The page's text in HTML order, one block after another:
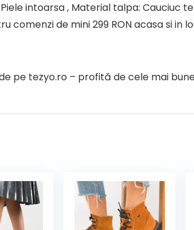
intoarsa , Material talpa: Cauciuc
de mini 299 RON acasa si in
de pe tezyo.ro – profită de cele mai